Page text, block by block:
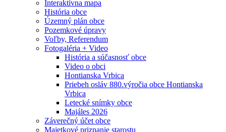
Interaktívna mapa
História obce
Územný plán obce
Pozemkové úpravy
Voľby, Referendum
Fotogaléria + Video
História a súčasnosť obce
Video o obci
Hontianska Vrbica
Priebeh osláv 880.výročia obce Hontianska
Vrbica
Letecké snímky obce
Majáles 2026
Záverečný účet obce
Majetkové priznanie starostu